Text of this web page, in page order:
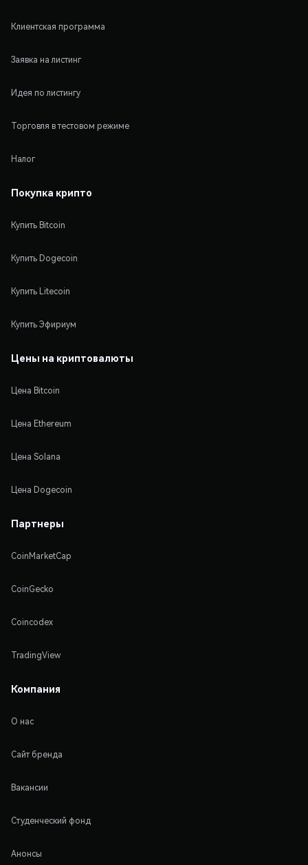
Клиентская программа
Заявка на листинг
Идея по листингу
Торговля в тестовом режиме
Налог
Покупка крипто
Купить Bitcoin
Купить Dogecoin
Купить Litecoin
Купить Эфириум
Цены на криптовалюты
Цена Bitcoin
Цена Ethereum
Цена Solana
Цена Dogecoin
Партнеры
CoinMarketCap
CoinGecko
Coincodex
TradingView
Компания
О нас
Сайт бренда
Вакансии
Студенческий фонд
Анонсы